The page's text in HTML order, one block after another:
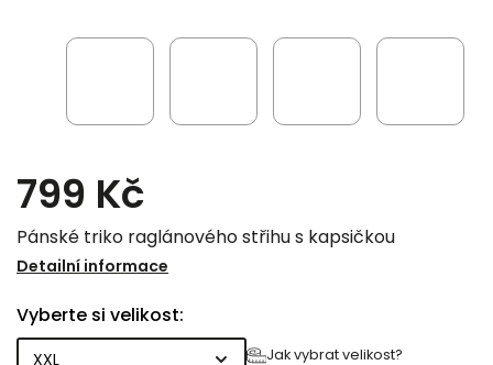
799 Kč
Pánské triko raglánového střihu s kapsičkou
Detailní informace
Vyberte si velikost:
Jak vybrat velikost?